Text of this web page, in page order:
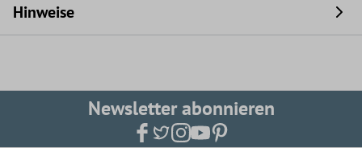
Hinweise
Newsletter abonnieren